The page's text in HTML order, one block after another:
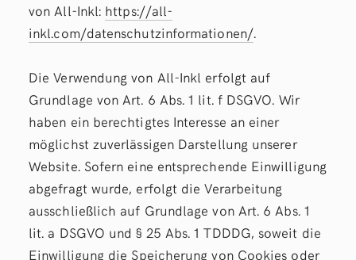
von All-Inkl: https://all-
inkl.com/datenschutzinformationen/.
Die Verwendung von All-Inkl erfolgt auf
Grundlage von Art. 6 Abs. 1 lit. f DSGVO. Wir
haben ein berechtigtes Interesse an einer
möglichst zuverlässigen Darstellung unserer
Website. Sofern eine entsprechende Einwilligung
abgefragt wurde, erfolgt die Verarbeitung
ausschließlich auf Grundlage von Art. 6 Abs. 1
lit. a DSGVO und § 25 Abs. 1 TDDDG, soweit die
Einwilligung die Speicherung von Cookies oder